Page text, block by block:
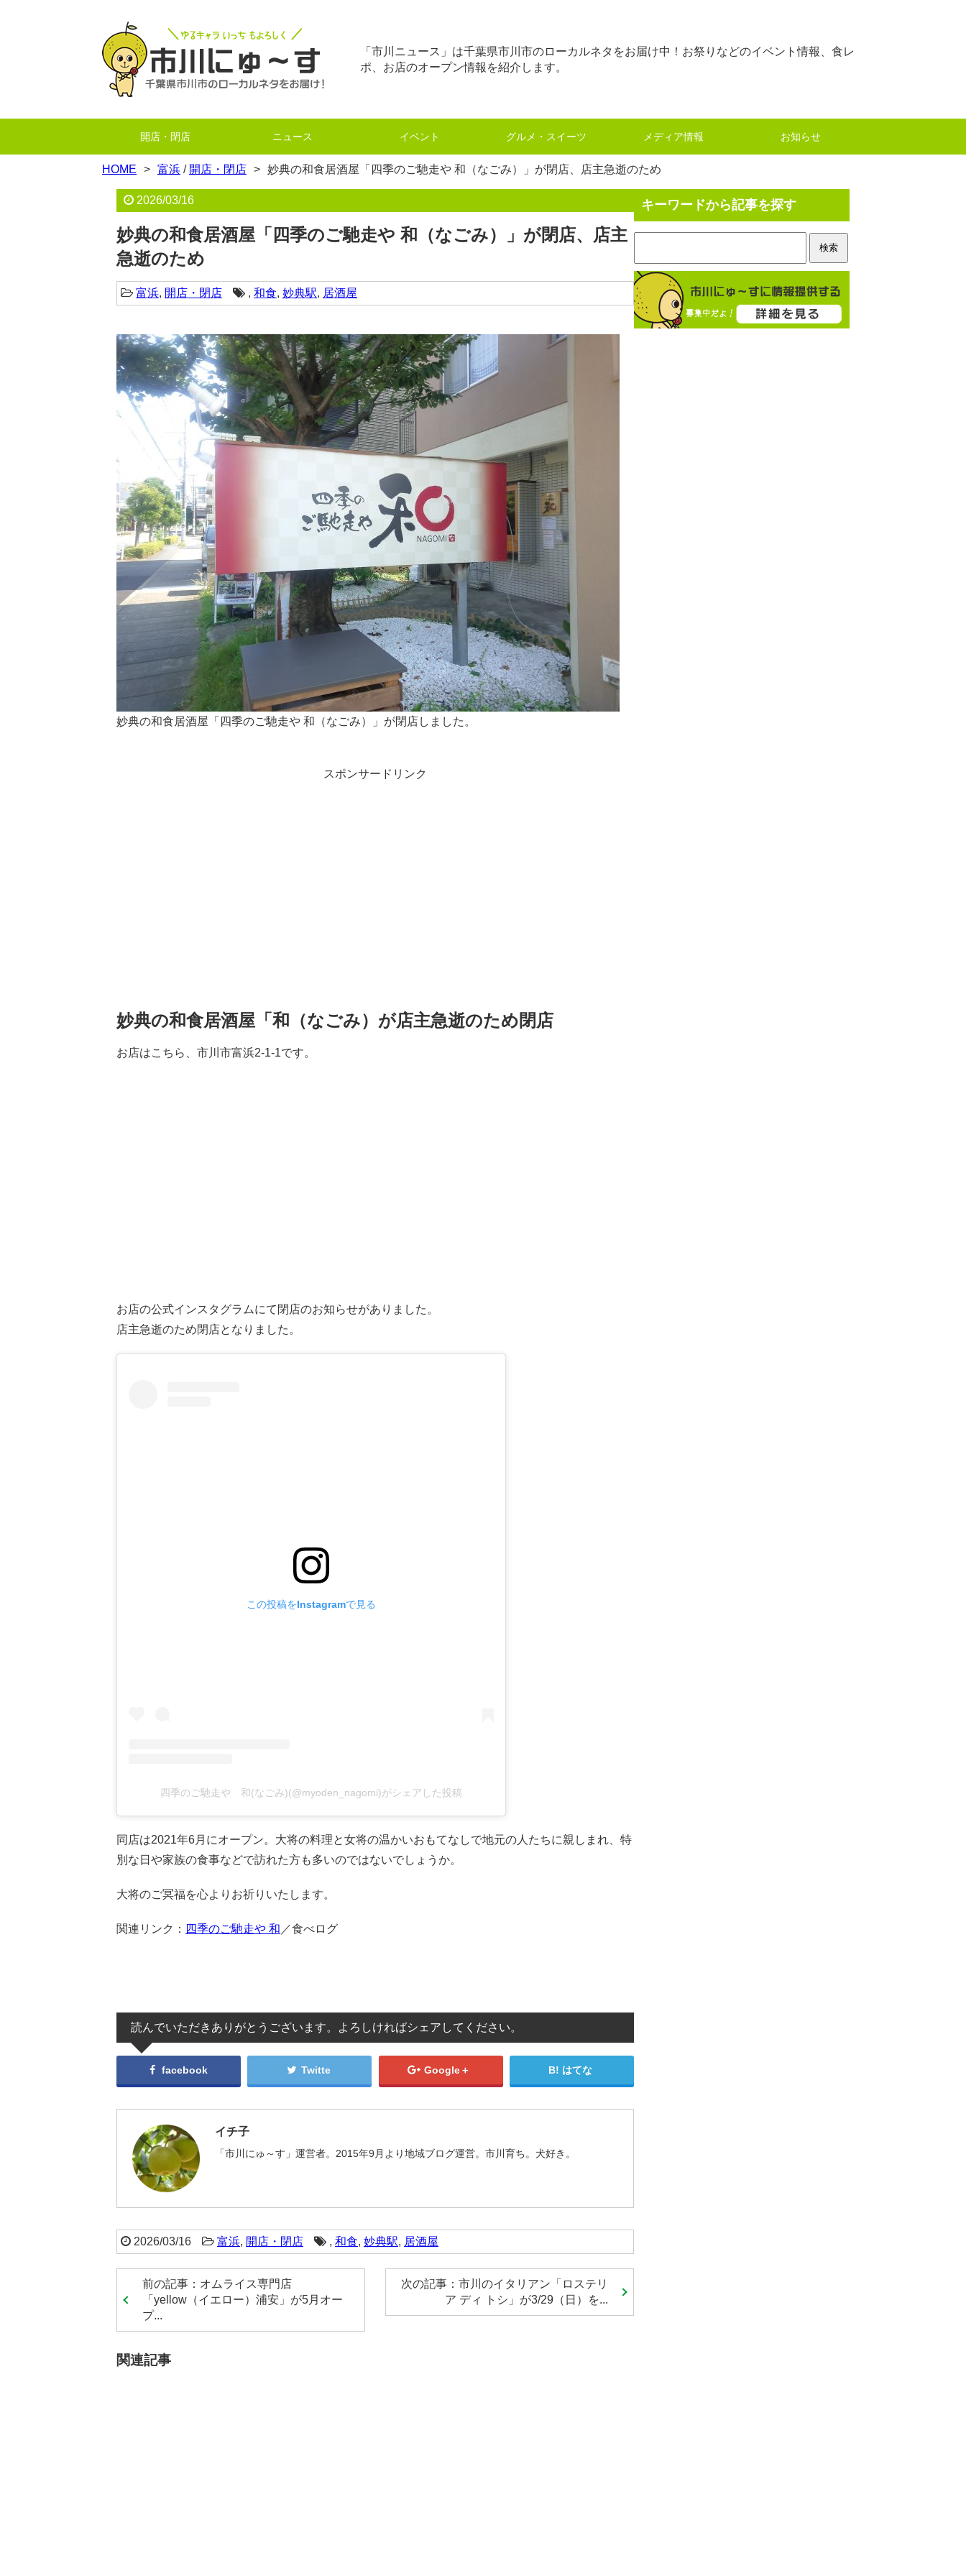
「市川ニュース」は千葉県市川市のローカルネタをお届け中！お祭りなどのイベント情報、食レ
ポ、お店のオープン情報を紹介します。
開店・閉店 ニュース イベント グルメ・スイーツ メディア情報 お知らせ
HOME 富浜 / 開店・閉店 妙典の和食居酒屋「四季のご馳走や 和（なごみ）」が閉店、店主急逝のため
2026/03/16
妙典の和食居酒屋「四季のご馳走や 和（なごみ）」が閉店、店主
急逝のため
富浜, 開店・閉店 , 和食, 妙典駅, 居酒屋
妙典の和食居酒屋「四季のご馳走や 和（なごみ）」が閉店しました。
スポンサードリンク
妙典の和食居酒屋「和（なごみ）が店主急逝のため閉店
お店はこちら、市川市富浜2-1-1です。
お店の公式インスタグラムにて閉店のお知らせがありました。
店主急逝のため閉店となりました。
この投稿をInstagramで見る
四季のご馳走や 和(なごみ)(@myoden_nagomi)がシェアした投稿
同店は2021年6月にオープン。大将の料理と女将の温かいおもてなしで地元の人たちに親しまれ、特
別な日や家族の食事などで訪れた方も多いのではないでしょうか。
大将のご冥福を心よりお祈りいたします。
関連リンク： 四季のご馳走や 和 ／食べログ
読んでいただきありがとうございます。よろしければシェアしてください。
facebook Twitte Google＋ はてな
イチ子
「市川にゅ～す」運営者。2015年9月より地域ブログ運営。市川育ち。犬好き。
2026/03/16 富浜, 開店・閉店 , 和食, 妙典駅, 居酒屋
前の記事：オムライス専門店
「yellow（イエロー）浦安」が5月オー
プ...
次の記事：市川のイタリアン「ロステリ
ア ディ トシ」が3/29（日）を...
関連記事
キーワードから記事を探す